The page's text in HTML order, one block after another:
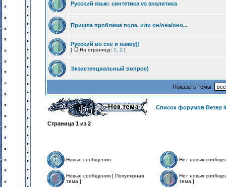
Русский язык: синтетика vs аналитика
Пришла проблема пола, или он/она/оно...
Русский во сне и наяву))
[ На страницу: 1 2 ]
Экзистенциальный вопрос)
Показать темы:
Список форумов Ветер
Страница 1 из 2
Новые сообщения Нет новых
Новые сообщения [ Популярная
тема ]
Нет новых
тема ]